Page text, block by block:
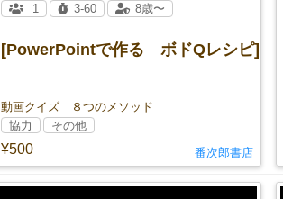
[PowerPointで作る ボドQレシピ]
動画クイズ ８つのメソッド
¥500
1 3-60 8歳〜
協力 その他
番次郎書店